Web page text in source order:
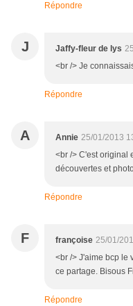
Répondre
J Jaffy-fleur de lys
<br /> Je
Répondre
A Annie 25/01/2013
<br /> C'est original
découvertes et
Répondre
F françoise 25/01/
<br /> J'aime bcp le
ce partage. Bisous
Répondre